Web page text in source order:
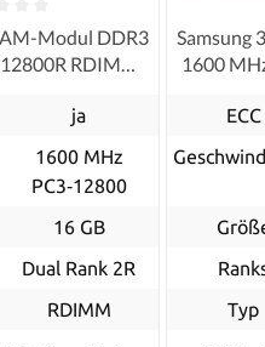
Modul DDR3
RDIMM
ja
1600 MHz
PC3‑12800
16 GB
Dual Rank 2R
RDIMM
Samsung
1600
ECC
Typ